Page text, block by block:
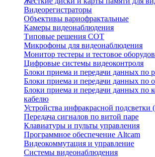
Видеорегистраторы
Объективы вариофрактальные
Камеры видеонаблюдения
Типовые решения СОТ
Микрофоны для видеонаблюдения
Монитор тестеры и тестовое
Цифровые системы видеоконтроля
Блоки приема и передачи данных по
Блоки приема и передачи данных по
Блоки приема и передачи данных по
кабелю
Устройства инфракрасной
Передача сигналов по витой паре
Клавиатуры и пульты управления
Программное обеспечение Altcam
Видеокоммутация и управление
Системы видеонаблюдения